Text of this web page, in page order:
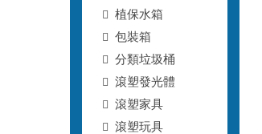
植保水箱
包裝箱
分類垃圾桶
滾塑發光體
滾塑家具
滾塑玩具